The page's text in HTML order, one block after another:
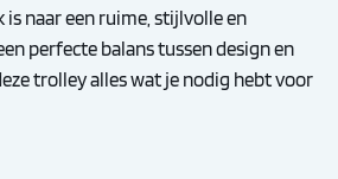
is naar een ruime, stijlvolle en
perfecte balans tussen design en
trolley alles wat je nodig hebt voor